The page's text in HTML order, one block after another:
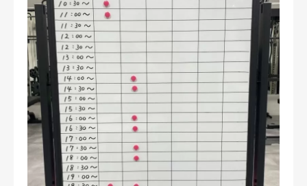
店舗情報
お問い合わせ・ご予約
会則等
お知らせ